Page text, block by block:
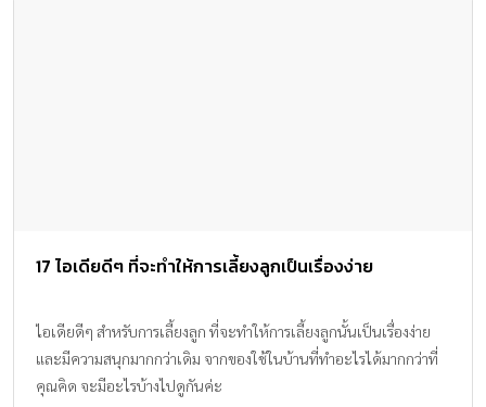
17 ไอเดียดีๆ ที่จะทำให้การเลี้ยงลูกเป็นเรื่องง่าย
ไอเดียดีๆ สำหรับการเลี้ยงลูก ที่จะทำให้การเลี้ยงลูกนั้นเป็นเรื่องง่าย
และมีความสนุกมากกว่าเดิม จากของใช้ในบ้านที่ทำอะไรได้มากกว่าที่
คุณคิด จะมีอะไรบ้างไปดูกันค่ะ